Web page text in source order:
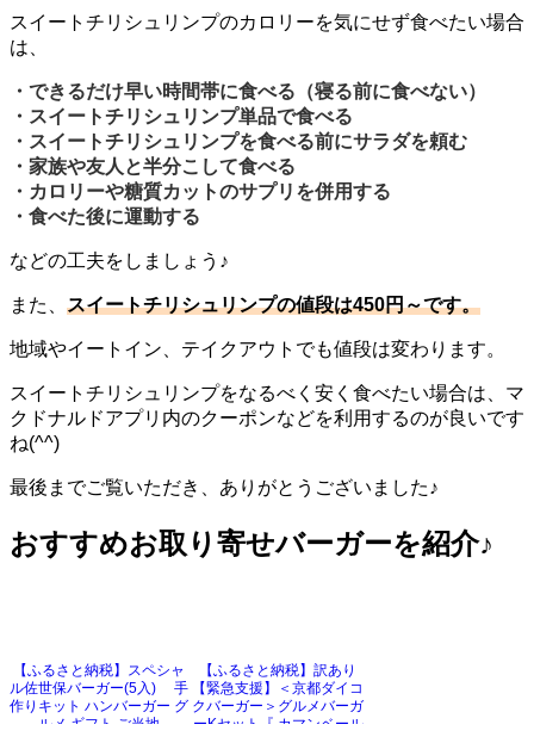
スイートチリシュリンプのカロリーを気にせず食べたい場合
は、
・できるだけ早い時間帯に食べる（寝る前に食べない）
・スイートチリシュリンプ単品で食べる
・スイートチリシュリンプを食べる前にサラダを頼む
・家族や友人と半分こして食べる
・カロリーや糖質カットのサプリを併用する
・食べた後に運動する
などの工夫をしましょう♪
また、 スイートチリシュリンプの値段は450円～です。
地域やイートイン、テイクアウトでも値段は変わります。
スイートチリシュリンプをなるべく安く食べたい場合は、マ
クドナルドアプリ内のクーポンなどを利用するのが良いです
ね(^^)
最後までご覧いただき、ありがとうございました♪
おすすめお取り寄せバーガーを紹介♪
【ふるさと納税】スペシャ
ル佐世保バーガー(5入) 手
作りキット ハンバーガー グ
ルメ ギフト ご当地
【ふるさと納税】訳あり
【緊急支援】＜京都ダイコ
クバーガー＞グルメバーガ
ーKセット『 カマンベール